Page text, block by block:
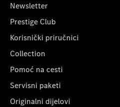
Newsletter
Prestige Club
Korisnički priručnici
Collection
Pomoć na cesti
Servisni paketi
Originalni dijelovi